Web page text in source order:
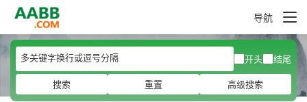
导航
开头
结尾
搜索
重置 高级搜索